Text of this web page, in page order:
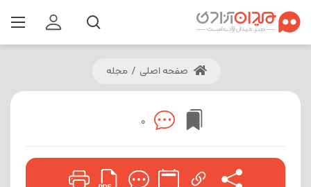
صفحه اصلی / مجله
0